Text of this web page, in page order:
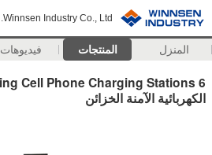
Winnsen Industry Co., Ltd.
المنزل المنتجات فيديوهات
الكهربائية الآمنة الخزائن